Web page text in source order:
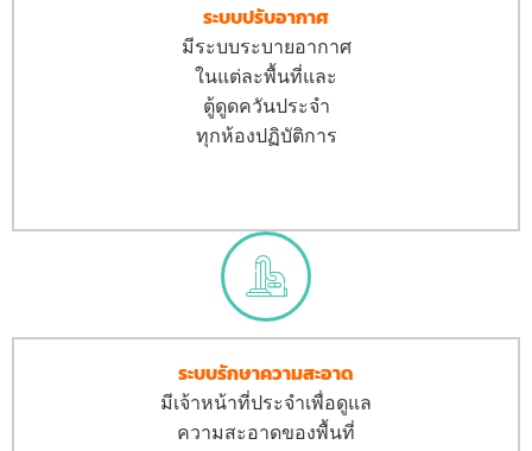
ระบบปรับอากาศ
มีระบบระบายอากาศ
ในแต่ละพื้นที่และ
ตู้ดูดควันประจำ
ทุกห้องปฏิบัติการ
ระบบรักษาความสะอาด
มีเจ้าหน้าที่ประจำเพื่อดูแล
ความสะอาดของพื้นที่